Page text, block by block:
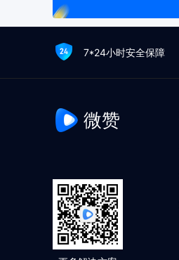
7*24小时安全保障
微赞